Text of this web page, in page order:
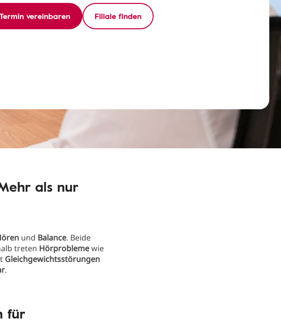
Termin vereinbaren Filiale finden
als nur
und Balance. Beide
treten Hörproblemewie
Gleichgewichtsstörungen
.
für